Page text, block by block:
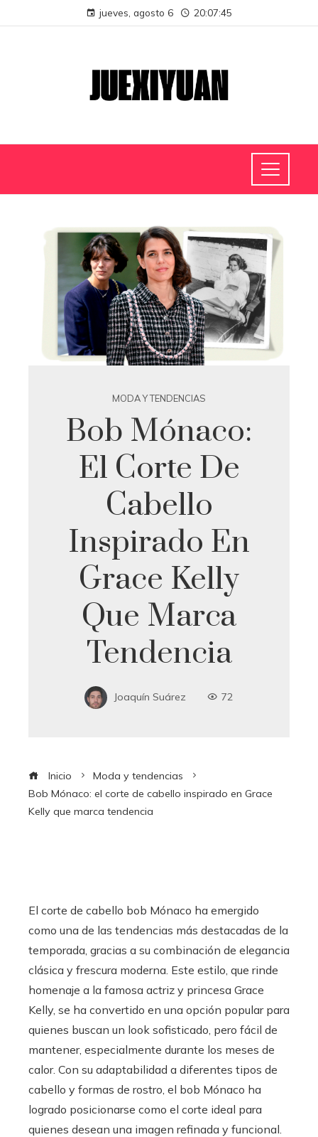
jueves, agosto 6 20:07:45
MODA Y TENDENCIAS
Bob Mónaco:
El Corte De
Cabello
Inspirado En
Grace Kelly
Que Marca
Tendencia
Joaquín Suárez 72
Inicio
Moda y tendencias
Bob Mónaco: el corte de cabello inspirado en Grace
Kelly que marca tendencia
El corte de cabello bob Mónaco ha emergido
como una de las tendencias más destacadas de la
temporada, gracias a su combinación de elegancia
clásica y frescura moderna. Este estilo, que rinde
homenaje a la famosa actriz y princesa Grace
Kelly, se ha convertido en una opción popular para
quienes buscan un look sofisticado, pero fácil de
mantener, especialmente durante los meses de
calor. Con su adaptabilidad a diferentes tipos de
cabello y formas de rostro, el bob Mónaco ha
logrado posicionarse como el corte ideal para
quienes desean una imagen refinada y funcional.